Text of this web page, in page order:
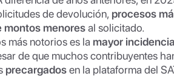
Li
n
k
de devolución, procesos
montos menoresal solicitado.
más notorios es la mayor
de que muchos contribuyentes
precargadosen la plataforma del